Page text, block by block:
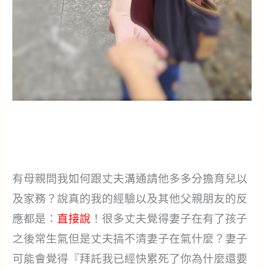
有母親問我如何跟丈夫溝通請他多多分擔育兒以
及家務？說真的我的經驗以及其他父親朋友的反
應都是： 直接說 ！很多丈夫覺得妻子在有了孩子
之後常生氣但是丈夫搞不清妻子在氣什麼？妻子
可能會覺得『拜託我已經快累死了你為什麼還要